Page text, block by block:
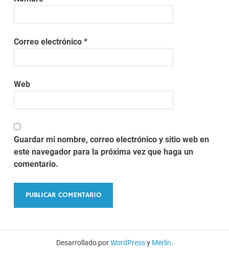
Correo electrónico*
Web
Guardar mi nombre, correo electrónico y sitio web en
este navegador para la próxima vez que haga un
comentario.
Desarrollado porWordPressy Merlin.